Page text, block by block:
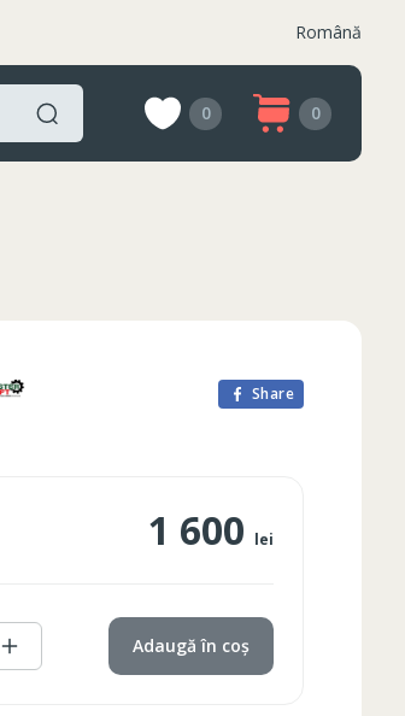
Română
0 0
Share
1 600 lei
Adaugă în coș